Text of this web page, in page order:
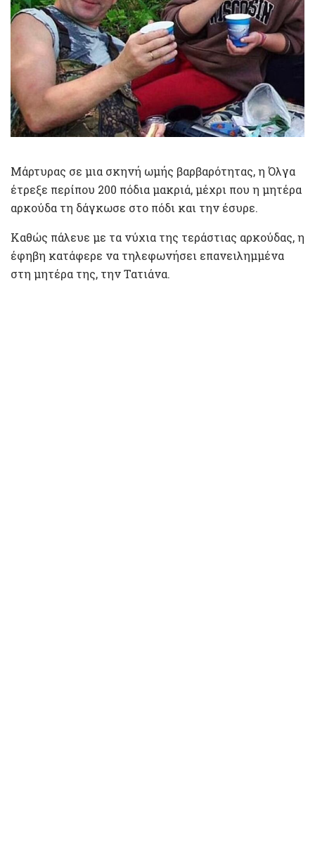
Μάρτυρας σε μια σκηνή ωμής βαρβαρότητας, η Όλγα
έτρεξε περίπου 200 πόδια μακριά, μέχρι που η μητέρα
αρκούδα τη δάγκωσε στο πόδι και την έσυρε.
Καθώς πάλευε με τα νύχια της τεράστιας αρκούδας, η
έφηβη κατάφερε να τηλεφωνήσει επανειλημμένα
στη μητέρα της, την Τατιάνα.